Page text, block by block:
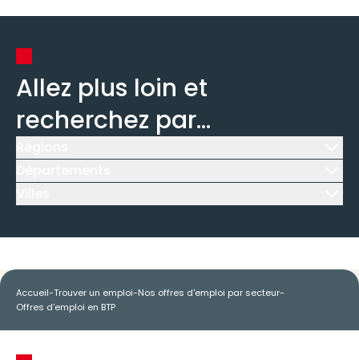
Allez plus loin et
recherchez par...
Accueil-Trouver un emploi-Nos offres d'emploi par secteur-
Offres d'emploi en BTP